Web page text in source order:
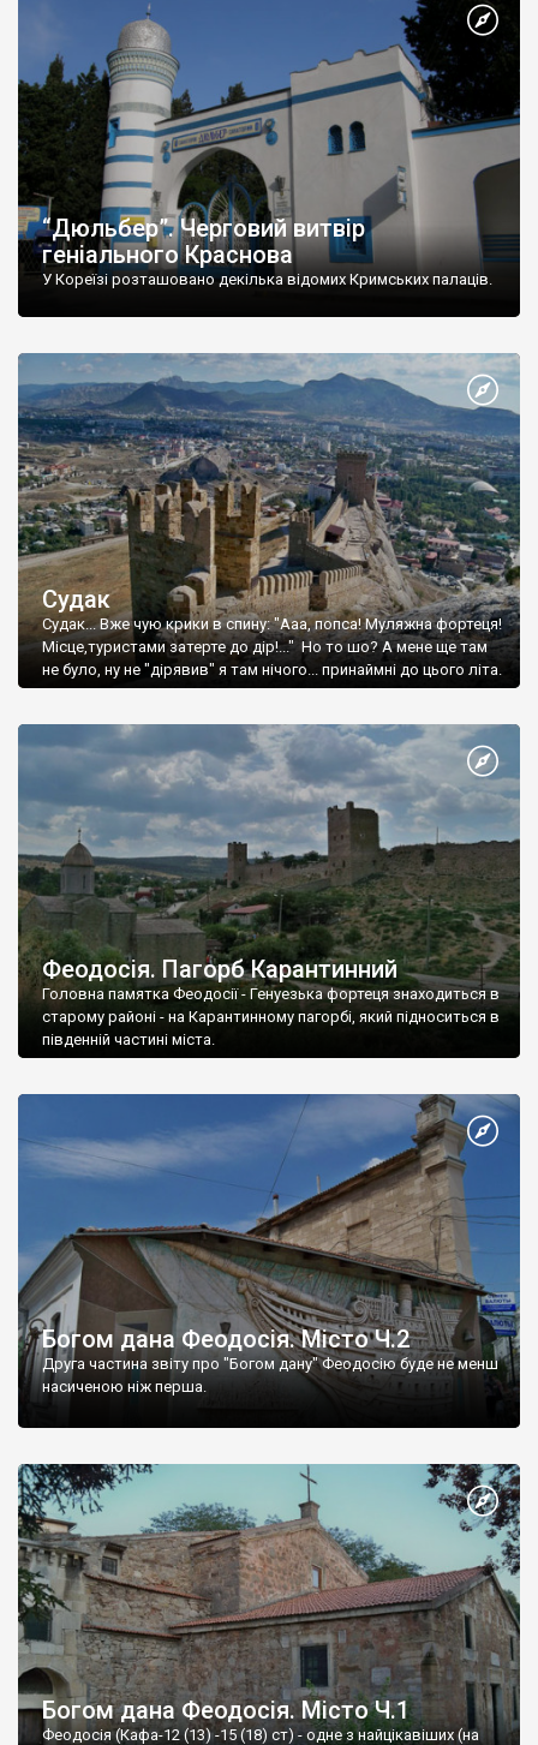
“Дюльбер”. Черговий витвір
геніального Краснова
У Кореїзі розташовано декілька відомих Кримських палаців.
Судак
Судак... Вже чую крики в спину: "Ааа, попса! Муляжна фортеця!
Місце,туристами затерте до дір!..." Но то шо? А мене ще там
не було, ну не "дірявив" я там нічого... принаймні до цього літа.
Феодосія. Пагорб Карантинний
Головна памятка Феодосії - Генуезька фортеця знаходиться в
старому районі - на Карантинному пагорбі, який підноситься в
південній частині міста.
Богом дана Феодосія. Місто Ч.2
Друга частина звіту про "Богом дану" Феодосію буде не менш
насиченою ніж перша.
Богом дана Феодосія. Місто Ч.1
Феодосія (Кафа-12 (13) -15 (18) ст) - одне з найцікавіших (на